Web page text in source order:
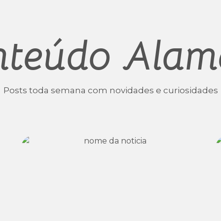
Posts toda semana com novidades e curiosidades